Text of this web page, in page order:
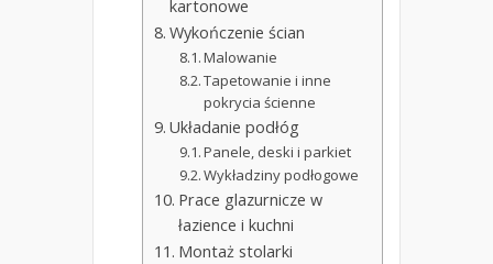
kartonowe
Wykończenie ścian
Malowanie
Tapetowanie i inne
pokrycia ścienne
Układanie podłóg
Panele, deski i parkiet
Wykładziny podłogowe
Prace glazurnicze w
łazience i kuchni
Montaż stolarki